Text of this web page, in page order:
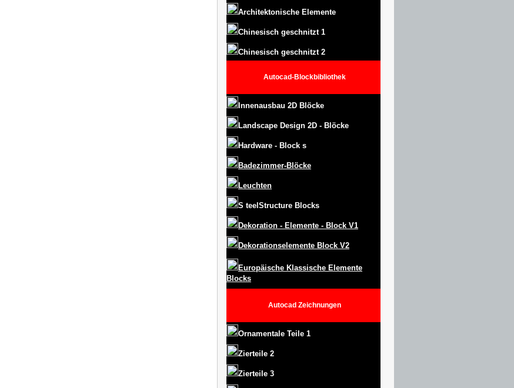
Architektonische Elemente
Chinesisch geschnitzt 1
Chinesisch geschnitzt 2
Autocad-Blockbibliothek
Innenausbau 2D Blöcke
Landscape Design 2D - Blöcke
Hardware - Block s
Badezimmer-Blöcke
Leuchten
S teel Structure Blocks
Dekoration - Elemente - Block V1
Dekorationselemente Block V2
Europäische Klassische Elemente
Blocks
Autocad Zeichnungen
Ornamentale Teile 1
Zierteile 2
Zierteile 3